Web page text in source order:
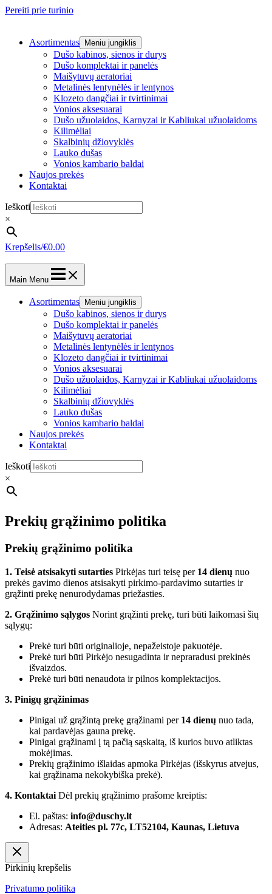
Pereiti prie turinio
Asortimentas Meniu jungiklis
Dušo kabinos, sienos ir durys
Dušo komplektai ir panelės
Maišytuvų aeratoriai
Metalinės lentynėlės ir lentynos
Klozeto dangčiai ir tvirtinimai
Vonios aksesuarai
Dušo užuolaidos, Karnyzai ir Kabliukai užuolaidoms
Kilimėliai
Skalbinių džiovyklės
Lauko dušas
Vonios kambario baldai
Naujos prekės
Kontaktai
Ieškoti
×
Krepšelis/€0.00
Main Menu
Asortimentas Meniu jungiklis
Dušo kabinos, sienos ir durys
Dušo komplektai ir panelės
Maišytuvų aeratoriai
Metalinės lentynėlės ir lentynos
Klozeto dangčiai ir tvirtinimai
Vonios aksesuarai
Dušo užuolaidos, Karnyzai ir Kabliukai užuolaidoms
Kilimėliai
Skalbinių džiovyklės
Lauko dušas
Vonios kambario baldai
Naujos prekės
Kontaktai
Ieškoti
×
Prekių grąžinimo politika
Prekių grąžinimo politika
1. Teisė atsisakyti sutarties Pirkėjas turi teisę per 14 dienų nuo
prekės gavimo dienos atsisakyti pirkimo-pardavimo sutarties ir
grąžinti prekę nenurodydamas priežasties.
2. Grąžinimo sąlygos Norint grąžinti prekę, turi būti laikomasi šių
sąlygų:
Prekė turi būti originalioje, nepažeistoje pakuotėje.
Prekė turi būti Pirkėjo nesugadinta ir nepraradusi prekinės
išvaizdos.
Prekė turi būti nenaudota ir pilnos komplektacijos.
3. Pinigų grąžinimas
Pinigai už grąžintą prekę grąžinami per 14 dienų nuo tada,
kai pardavėjas gauna prekę.
Pinigai grąžinami į tą pačią sąskaitą, iš kurios buvo atliktas
mokėjimas.
Prekių grąžinimo išlaidas apmoka Pirkėjas (išskyrus atvejus,
kai grąžinama nekokybiška prekė).
4. Kontaktai Dėl prekių grąžinimo prašome kreiptis:
El. paštas: info@duschy.lt
Adresas: Ateities pl. 77c, LT52104, Kaunas, Lietuva
Pirkinių krepšelis
Privatumo politika